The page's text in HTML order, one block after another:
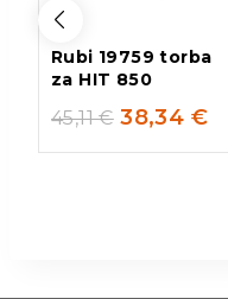
Rubi 19759 torba
za HIT 850
45,11€ 38,34 €